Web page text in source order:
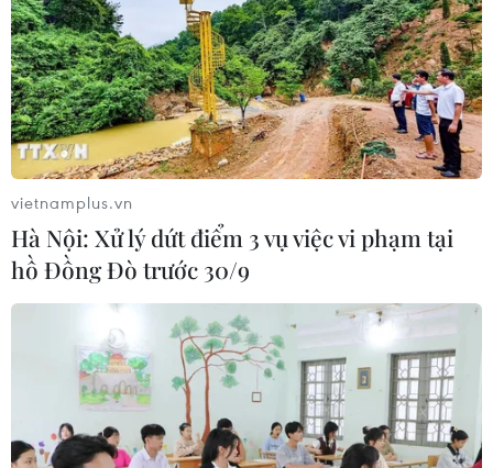
TIN CÙNG CHUYÊN MỤC
WHO lên tiếng sau vụ phá hủy kho
vật tư y tế tại Ukraine
09/08/2026 15:11
vietnamplus.vn
Hà Nội: Xử lý dứt điểm 3 vụ việc vi phạm tại
hồ Đồng Đò trước 30/9